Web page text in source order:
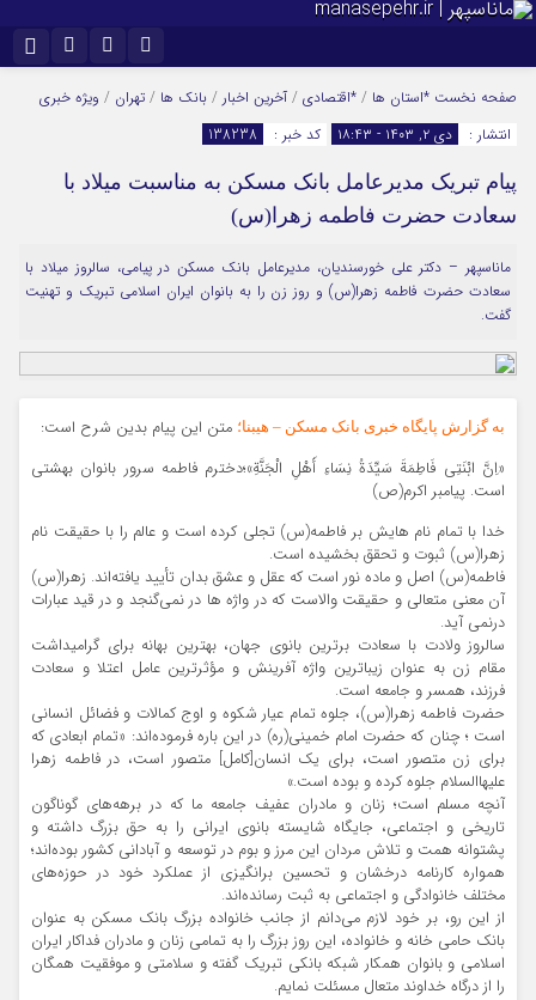
اینستاگرام تلگرام
سروش ایتا
آپارات
نام کاربری یا نشانی ایمیل
رمز عبور
مرا به خاطر بسپار
صفحه نخست *استان ها / *اقتصادی / آخرین اخبار / بانک ها / تهران / ویژه خبری
انتشار :
دی ۲, ۱۴۰۳ - ۱۸:۴۳ کد خبر : 138238
پیام تبریک مدیرعامل بانک مسکن به مناسبت میلاد با
سعادت حضرت فاطمه زهرا(س)
ماناسپهر – دکتر علی خورسندیان، مدیرعامل بانک مسکن در پیامی، سالروز میلاد با
سعادت حضرت فاطمه زهرا(س) و روز زن را به بانوان ایران اسلامی تبریک و تهنیت
گفت.
به گزارش پایگاه خبری بانک مسکن – هیبنا؛ متن این پیام بدین شرح است:
«اِنَّ ابْنَتِی فَاطِمَةَ سَیِّدَةُ نِسَاءِ أَهْلِ الْجَنَّةِ»؛دخترم فاطمه سرور بانوان بهشتی
است. پیامبر اکرم(ص)
خدا با تمام نام هایش بر فاطمه(س) تجلی کرده است و عالم را با حقیقت نام
زهرا(س) ثبوت و تحقق بخشیده است.
فاطمه(س) اصل و ماده نور است که عقل و عشق بدان تأیید یافته‌اند. زهرا(س)
آن معنى متعالى و حقیقت والاست که در واژه ها در نمى‌گنجد و در قید عبارات
درنمى آید.
سالروز ولادت با سعادت برترین بانوی جهان، بهترین بهانه برای گرامیداشت
مقام زن به عنوان زیباترین واژه آفرینش و مؤثرترین عامل اعتلا و سعادت
فرزند، همسر و جامعه است.
حضرت فاطمه زهرا(س)، جلوه تمام عیار شکوه و اوج کمالات و فضائل انسانی
است ؛ چنان که حضرت امام خمینی(ره) در این باره فرموده‌اند: «تمام ابعادی که
برای زن متصور است، برای یک انسان[کامل] متصور است، در فاطمه زهرا
علیهاالسلام جلوه کرده و بوده است.»
آنچه مسلم است؛ زنان و مادران عفیف جامعه ما که در برهه‌های گوناگون
تاریخی و اجتماعی، جایگاه شایسته بانوی ایرانی را به حق بزرگ داشته‌ و
پشتوانه همت و تلاش مردان این مرز و بوم در توسعه و آبادانی کشور بوده‌اند؛
همواره کارنامه درخشان و تحسین برانگیزی از عملکرد خود در حوزه‌های
مختلف خانوادگی و اجتماعی به ثبت رسانده‌اند.
از این رو، بر خود لازم می‌دانم از جانب خانواده بزرگ بانک مسکن به عنوان
بانک حامی خانه و خانواده، این روز بزرگ را به تمامی زنان و مادران فداکار ایران
اسلامی و بانوان همکار شبکه بانکی تبریک گفته و سلامتی و موفقیت همگان
را از درگاه خداوند متعال مسئلت نمایم.